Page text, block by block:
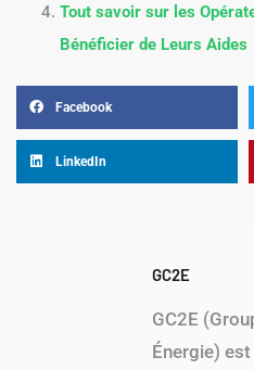
Tout savoir sur les
Bénéficier de Leurs Aides
Facebook
LinkedIn
GC2E
GC2E
Énergie)